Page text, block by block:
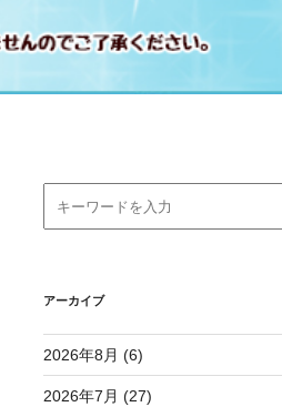
アーカイブ
2026年8月 (6)
2026年7月 (27)